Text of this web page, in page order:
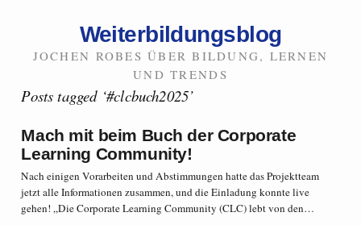
Weiterbildungsblog
JOCHEN ROBES ÜBER BILDUNG, LERNEN
UND TRENDS
Posts tagged ‘#clcbuch2025’
Mach mit beim Buch der Corporate
Learning Community!
Nach einigen Vorarbeiten und Abstimmungen hatte das Projektteam
jetzt alle Informationen zusammen, und die Einladung konnte live
gehen! „Die Corporate Learning Community (CLC) lebt von den…